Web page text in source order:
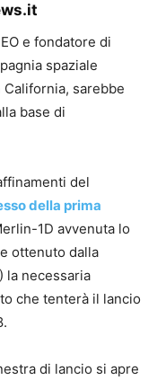
e fondatore di
spaziale
sarebbe
base di
del
della prima
1D avvenuta lo
ottenuto dalla
la necessaria
che tenterà il lancio
di lancio si apre